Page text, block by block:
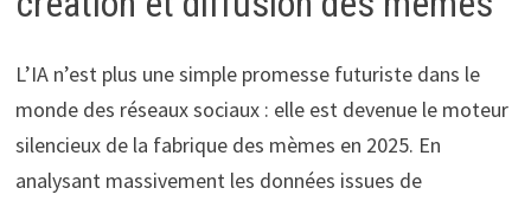
L’IA n’est plus une simple promesse futuriste dans le
monde des réseaux sociaux : elle est devenue le moteur
silencieux de la fabrique des mèmes en 2025. En
analysant massivement les données issues de